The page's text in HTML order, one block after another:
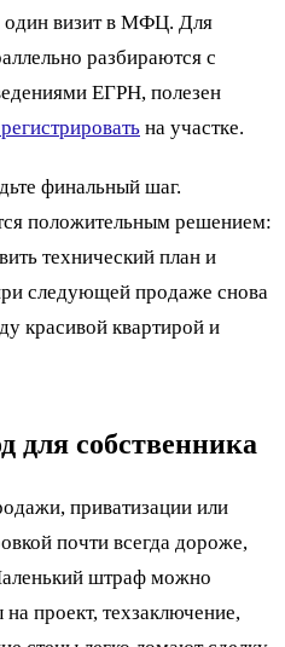
один визит в МФЦ. Для
разбираются с
ЕГРН, полезен
на участке.
финальный шаг.
положительным решением:
технический план и
следующей продаже снова
красивой квартирой и
собственника
приватизации или
почти всегда дороже,
штраф можно
проект, техзаключение,